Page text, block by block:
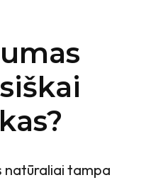
natūraliai tampa